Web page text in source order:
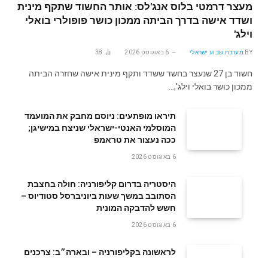
מעצר דרמטי בלוס אנג'לס: אותר החשוד שתקף מינית
ושדד אישה בדרך הביתה ממכון כושר פופולרי בואלי
וילג'
BY מערכת שבוע ישראלי 6 באוגוסט 2026 38
חשוד בן 27 שנעצר בחשד ששדד ותקף מינית אישה שחזרה הביתה
ממכון כושר בואלי וילג',…
תיראו מופתעים: ניוסם מחבק את המועמד
המוסלמי האנטי-ישראלי שניצח במישיגן;
ככה נעצור את טראמפ
6 באוגוסט 2026
היסטריה בדרום קליפורניה: חולה בחצבת
הסתובב במשך שעות ביוניברסל סטודיוס –
חשש להדבקה המונית
6 באוגוסט 2026
לראשונה בקליפורניה – ובארה״ב: צרכנים